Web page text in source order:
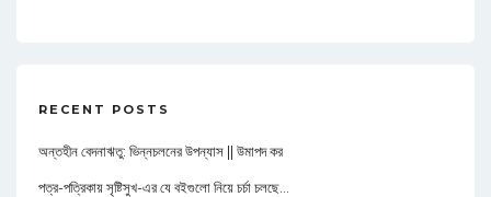
RECENT POSTS
অন্তহীন বেদনাঋতু: ভিন্নচলনের উপন্যাস || উমাপদ কর
পত্র-পত্রিকায় সৃষ্টিসুখ-এর যে বইগুলো নিয়ে চর্চা চলছে…